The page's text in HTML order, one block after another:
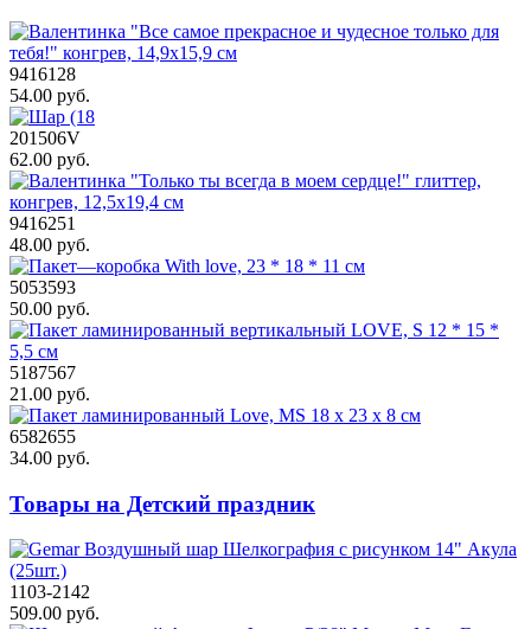
9416128
54.00 руб.
201506V
62.00 руб.
9416251
48.00 руб.
5053593
50.00 руб.
5187567
21.00 руб.
6582655
34.00 руб.
Товары на Детский праздник
1103-2142
509.00 руб.